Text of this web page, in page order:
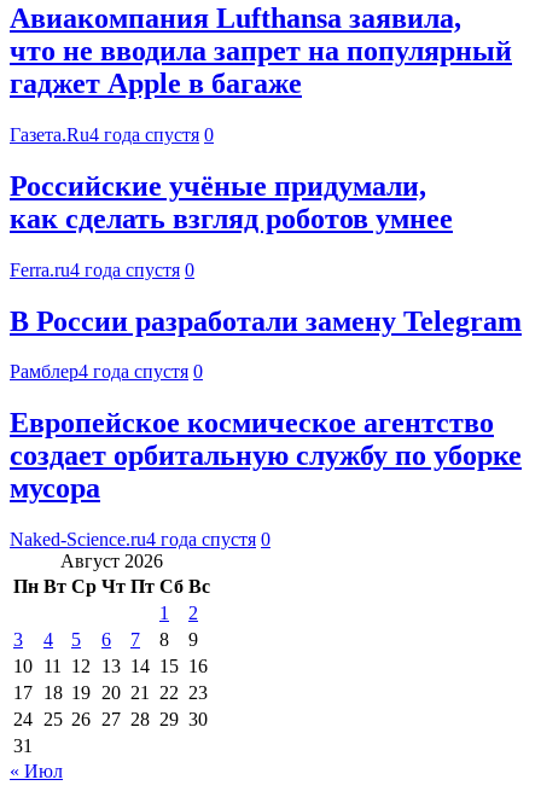
Авиакомпания Lufthansa заявила,
что не вводила запрет на популярный
гаджет Apple в багаже
Газета.Ru4 года спустя 0
Российские учёные придумали,
как сделать взгляд роботов умнее
Ferra.ru4 года спустя 0
В России разработали замену Telegram
Рамблер4 года спустя 0
Европейское космическое агентство
создает орбитальную службу по уборке
мусора
Naked-Science.ru4 года спустя 0
Август 2026
Пн Вт Ср Чт Пт Сб Вс
1
2
3
4 5 6 7 8
9
10 11 12 13 14 15 16
17 18 19 20 21 22 23
24 25 26 27 28 29 30
31
« Июл